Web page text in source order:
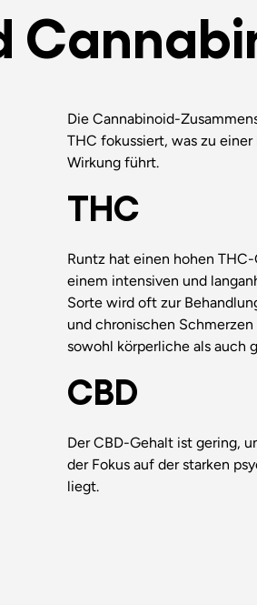
Die Cannabinoid-
THC fokussiert, was zu
Wirkung führt.
THC
Runtz hat einen hohen
einem intensiven und
Sorte wird oft zur
und chronischen
sowohl körperliche als auch
CBD
Der CBD-Gehalt ist gering,
der Fokus auf der starken
liegt.